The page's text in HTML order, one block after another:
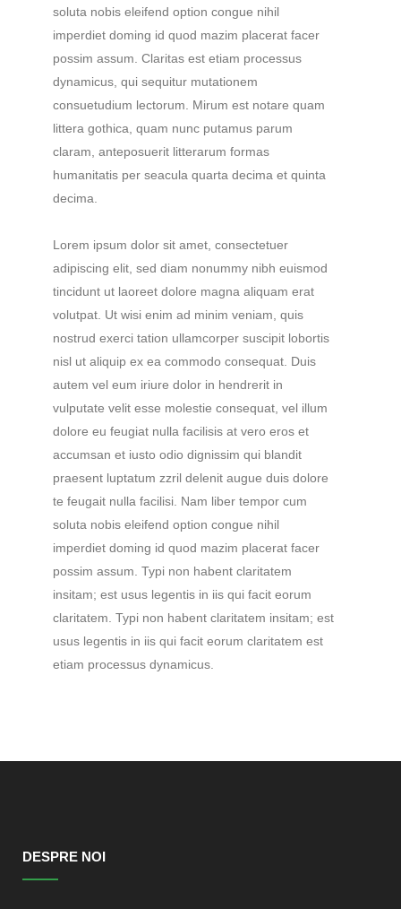
soluta nobis eleifend option congue nihil
imperdiet doming id quod mazim placerat facer
possim assum. Claritas est etiam processus
dynamicus, qui sequitur mutationem
consuetudium lectorum. Mirum est notare quam
littera gothica, quam nunc putamus parum
claram, anteposuerit litterarum formas
humanitatis per seacula quarta decima et quinta
decima.
Lorem ipsum dolor sit amet, consectetuer
adipiscing elit, sed diam nonummy nibh euismod
tincidunt ut laoreet dolore magna aliquam erat
volutpat. Ut wisi enim ad minim veniam, quis
nostrud exerci tation ullamcorper suscipit lobortis
nisl ut aliquip ex ea commodo consequat. Duis
autem vel eum iriure dolor in hendrerit in
vulputate velit esse molestie consequat, vel illum
dolore eu feugiat nulla facilisis at vero eros et
accumsan et iusto odio dignissim qui blandit
praesent luptatum zzril delenit augue duis dolore
te feugait nulla facilisi. Nam liber tempor cum
soluta nobis eleifend option congue nihil
imperdiet doming id quod mazim placerat facer
possim assum. Typi non habent claritatem
insitam; est usus legentis in iis qui facit eorum
claritatem. Typi non habent claritatem insitam; est
usus legentis in iis qui facit eorum claritatem est
etiam processus dynamicus.
DESPRE NOI